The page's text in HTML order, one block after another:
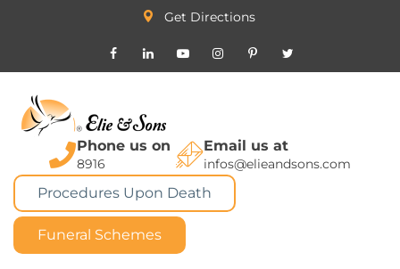
Get Directions
Phone us on
8916
Email us at
infos@elieandsons.com
Procedures Upon Death
Funeral Schemes